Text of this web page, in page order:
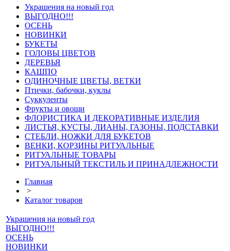
Украшения на новый год
ВЫГОДНО!!!
ОСЕНЬ
НОВИНКИ
БУКЕТЫ
ГОЛОВЫ ЦВЕТОВ
ДЕРЕВЬЯ
КАШПО
ОДИНОЧНЫЕ ЦВЕТЫ, ВЕТКИ
Птички, бабочки, куклы
Суккуленты
Фрукты и овощи
ФЛОРИСТИКА И ДЕКОРАТИВНЫЕ ИЗДЕЛИЯ
ЛИСТЬЯ, КУСТЫ, ЛИАНЫ, ГАЗОНЫ, ПОДСТАВКИ
СТЕБЛИ, НОЖКИ ДЛЯ БУКЕТОВ
ВЕНКИ, КОРЗИНЫ РИТУАЛЬНЫЕ
РИТУАЛЬНЫЕ ТОВАРЫ
РИТУАЛЬНЫЙ ТЕКСТИЛЬ И ПРИНАДЛЕЖНОСТИ
Главная
>
Каталог товаров
Украшения на новый год
ВЫГОДНО!!!
ОСЕНЬ
НОВИНКИ